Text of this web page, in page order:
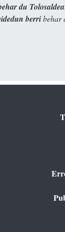
du Tolosaldea
berribehar